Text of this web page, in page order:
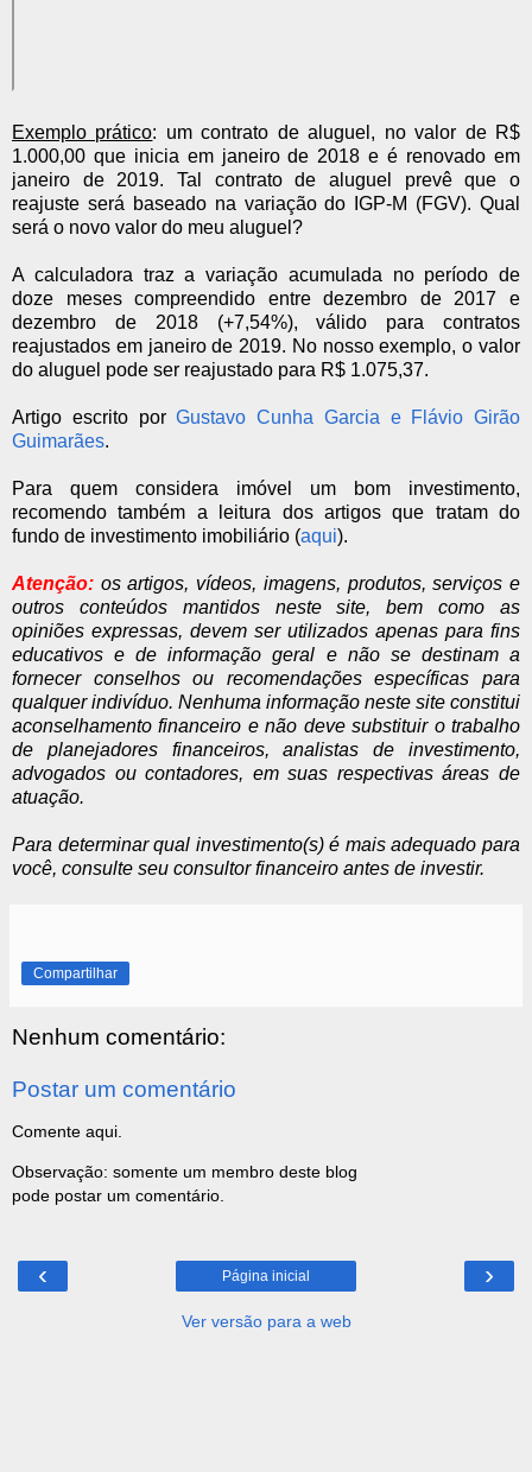
Exemplo prático: um contrato de aluguel, no valor de R$
1.000,00 que inicia em janeiro de 2018 e é renovado em
janeiro de 2019. Tal contrato de aluguel prevê que o
reajuste será baseado na variação do IGP-M (FGV). Qual
será o novo valor do meu aluguel?
A calculadora traz a variação acumulada no período de
doze meses compreendido entre dezembro de 2017 e
dezembro de 2018 (+7,54%), válido para contratos
reajustados em janeiro de 2019. No nosso exemplo, o valor
do aluguel pode ser reajustado para R$ 1.075,37.
Artigo escrito porGustavo Cunha Garcia e Flávio Girão
Guimarães.
Para quem considera imóvel um bom investimento,
recomendo também a leitura dos artigos que tratam do
fundo de investimento imobiliário (aqui).
Atenção: os artigos, vídeos, imagens, produtos, serviços e
outros conteúdos mantidos neste site, bem como as
opiniões expressas, devem ser utilizados apenas para fins
educativos e de informação geral e não se destinam a
fornecer conselhos ou recomendações específicas para
qualquer indivíduo. Nenhuma informação neste site constitui
aconselhamento financeiro e não deve substituir o trabalho
de planejadores financeiros, analistas de investimento,
advogados ou contadores, em suas respectivas áreas de
atuação.
Para determinar qual investimento(s) é mais adequado para
você, consulte seu consultor financeiro antes de investir.
Compartilhar
Nenhum comentário:
Postar um comentário
Comente aqui.
Observação: somente um membro deste blog
pode postar um comentário.
‹ ›
Página inicial
Ver versão para a web